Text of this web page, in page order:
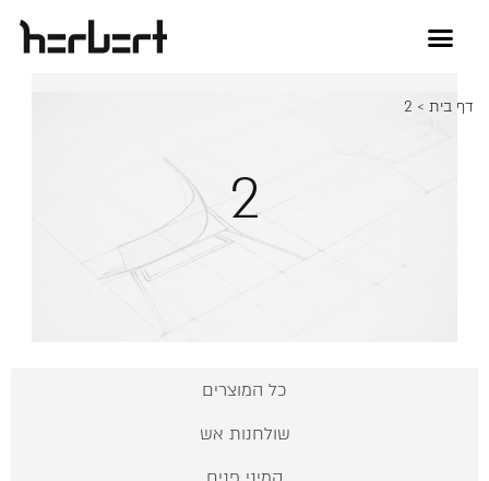
דף בית >
2
2
כל המוצרים
שולחנות אש